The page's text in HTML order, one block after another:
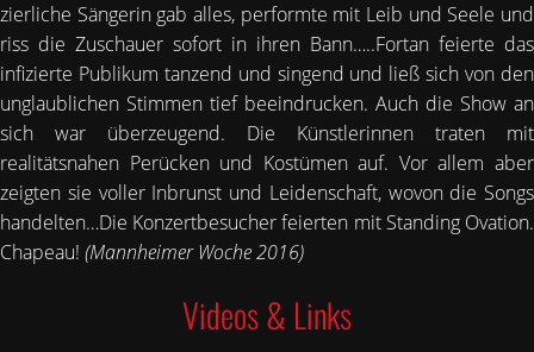
zierliche Sängerin gab alles, performte mit Leib und Seele und
riss die Zuschauer sofort in ihren Bann…..Fortan feierte das
infizierte Publikum tanzend und singend und ließ sich von den
unglaublichen Stimmen tief beeindrucken. Auch die Show an
sich war überzeugend. Die Künstlerinnen traten mit
realitätsnahen Perücken und Kostümen auf. Vor allem aber
zeigten sie voller Inbrunst und Leidenschaft, wovon die Songs
handelten…Die Konzertbesucher feierten mit Standing Ovation.
Chapeau! (Mannheimer Woche 2016)
Videos & Links